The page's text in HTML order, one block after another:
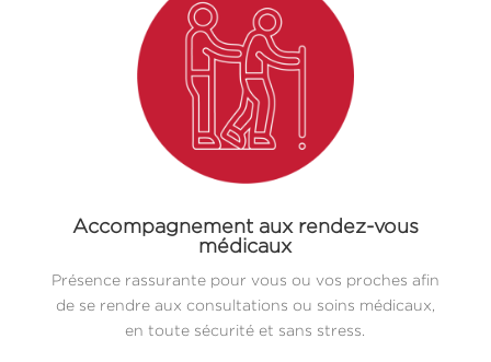
Accompagnement aux rendez-vous
médicaux
Présence rassurante pour vous ou vos proches afin
de se rendre aux consultations ou soins médicaux,
en toute sécurité et sans stress.